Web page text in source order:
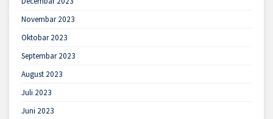
Novembar 2023
Oktobar 2023
Septembar 2023
August 2023
Juli 2023
Juni 2023